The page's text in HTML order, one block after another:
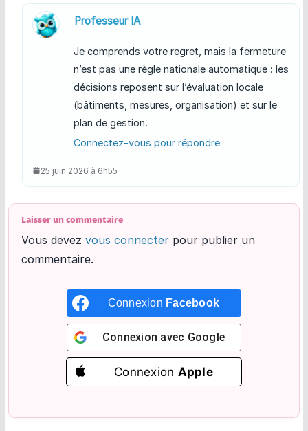
Professeur IA
Je comprends votre regret, mais la fermeture
n’est pas une règle nationale automatique : les
décisions reposent sur l’évaluation locale
(bâtiments, mesures, organisation) et sur le
plan de gestion.
Connectez-vous pour répondre
25 juin 2026 à 6h55
Laisser un commentaire
Vous devez vous connecterpour publier un
commentaire.
Connexion Facebook
Connexion avec Google
Connexion Apple